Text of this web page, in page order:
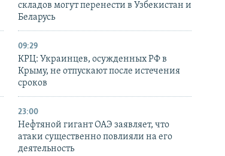
складов могут перенести в Узбекистан и
Беларусь
09:29
КРЦ: Украинцев, осужденных РФ в
Крыму, не отпускают после истечения
сроков
23:00
Нефтяной гигант ОАЭ заявляет, что
атаки существенно повлияли на его
деятельность